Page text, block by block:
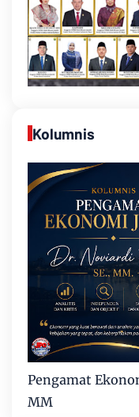
Kolumnis
Pengamat
MM